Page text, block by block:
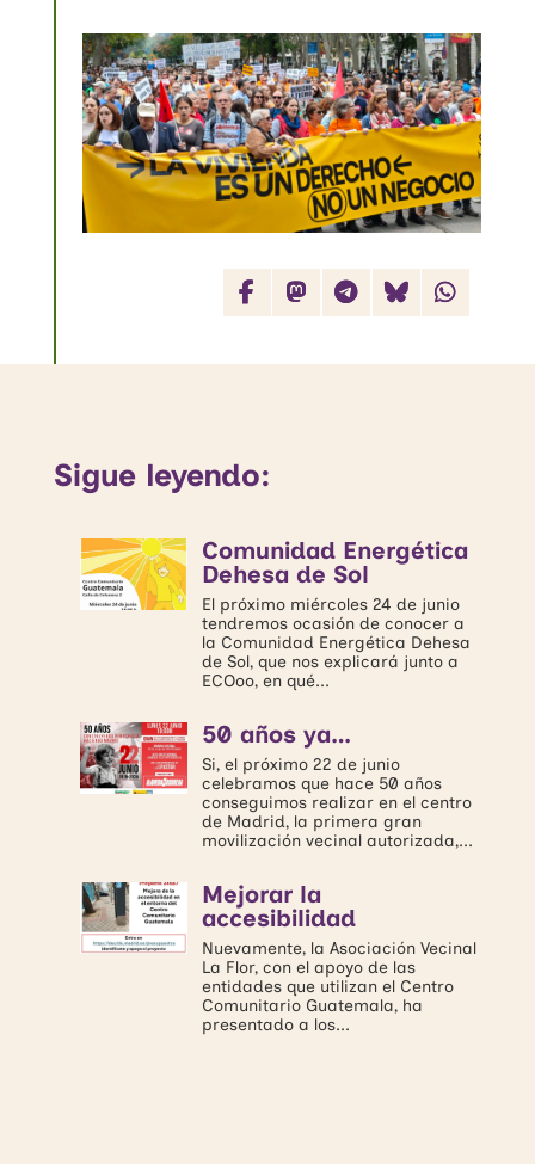
Sigue leyendo:
Comunidad Energética
Dehesa de Sol
El próximo miércoles 24 de junio
tendremos ocasión de conocer a
la Comunidad Energética Dehesa
de Sol, que nos explicará junto a
ECOoo, en qué...
50 años ya…
Si, el próximo 22 de junio
celebramos que hace 50 años
conseguimos realizar en el centro
de Madrid, la primera gran
movilización vecinal autorizada,...
Mejorar la
accesibilidad
Nuevamente, la Asociación Vecinal
La Flor, con el apoyo de las
entidades que utilizan el Centro
Comunitario Guatemala, ha
presentado a los...